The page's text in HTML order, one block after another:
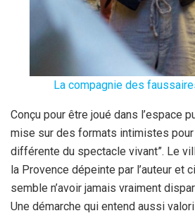
La compagnie des
Conçu pour être joué dans l’espace
mise sur des formats intimistes
différente du spectacle vivant”. Le
la Provence dépeinte par l’auteur et
semble n’avoir jamais vraiment
Une démarche qui entend aussi